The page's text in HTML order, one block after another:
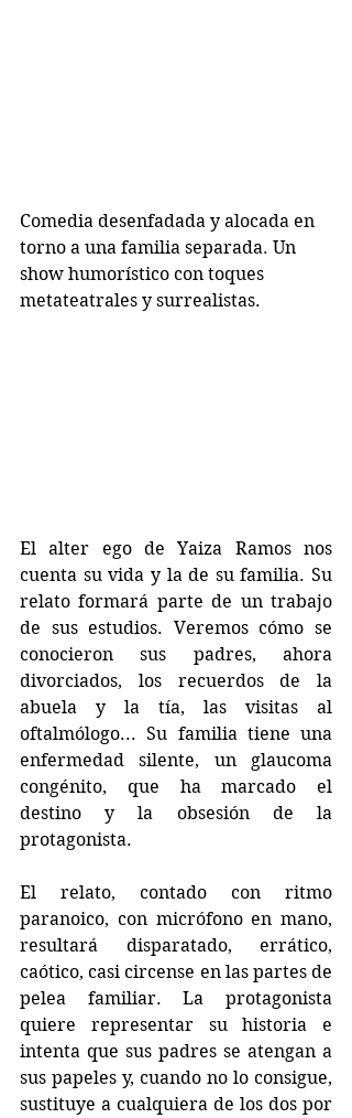
Comedia desenfadada y alocada en
torno a una familia separada. Un
show humorístico con toques
metateatrales y surrealistas.
El alter ego de Yaiza Ramos nos
cuenta su vida y la de su familia. Su
relato formará parte de un trabajo
de sus estudios. Veremos cómo se
conocieron sus padres, ahora
divorciados, los recuerdos de la
abuela y la tía, las visitas al
oftalmólogo... Su familia tiene una
enfermedad silente, un glaucoma
congénito, que ha marcado el
destino y la obsesión de la
protagonista.
El relato, contado con ritmo
paranoico, con micrófono en mano,
resultará disparatado, errático,
caótico, casi circense en las partes de
pelea familiar. La protagonista
quiere representar su historia e
intenta que sus padres se atengan a
sus papeles y, cuando no lo consigue,
sustituye a cualquiera de los dos por